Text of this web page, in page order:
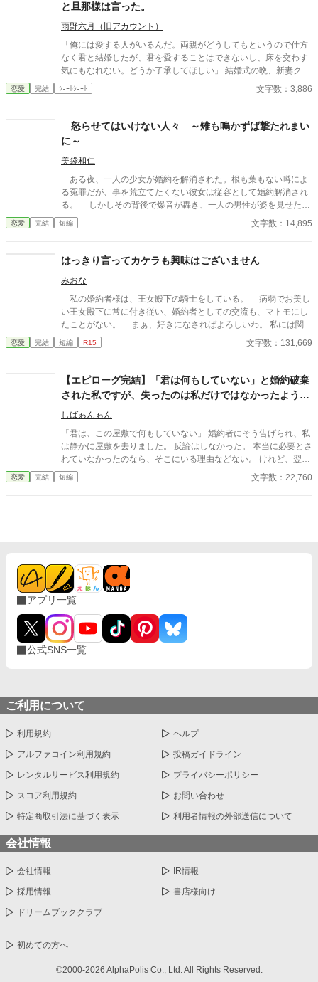
と旦那様は言った。
雨野六月（旧アカウント）
「俺には愛する人がいるんだ。両親がどうしてもというので仕方
なく君と結婚したが、君を愛することはできないし、床を交わす
気にもなれない。どうか了承してほしい」 結婚式の晩、新妻クロ
エが夫ロバートから要求されたのは、お飾りの妻になることだっ
た。 「君さえ黙っていれば、なにもかも丸くおさまる」と諭され
恋愛 完結 ｼｮｰﾄｼｮｰﾄ 文字数：3,886
怒らせてはいけない人々 ～雉も鳴かずば撃たれまい
に～
美袋和仁
ある夜、一人の少女が婚約を解消された。根も葉もない噂によ
る冤罪だが、事を荒立てたくない彼女は従容として婚約解消され
る。 しかしその背後で爆音が轟き、一人の男性が姿を見せた。
彼は少女の父親。 怒らせてはならない人々に繋がる少女の婚約
解消が、思わぬ展開を導きだす。 なんとなくの一気書き。御笑
恋愛 完結 短編 文字数：14,895
はっきり言ってカケラも興味はございません
みおな
私の婚約者様は、王女殿下の騎士をしている。 病弱でお美し
い王女殿下に常に付き従い、婚約者としての交流も、マトモにし
たことがない。 まぁ、好きになさればよろしいわ。 私には関係
ないことですから。
恋愛 完結 短編 R15 文字数：131,669
【エピローグ完結】「君は何もしていない」と婚約破棄
された私ですが、失ったのは私だけではなかったようで
す
しばゎんゎん
「君は、この屋敷で何もしていない」 婚約者にそう告げられ、私
は静かに屋敷を去りました。 反論はしなかった。 本当に必要とさ
れていなかったのなら、そこにいる理由などない。 けれど、翌日
から屋敷は変わり始める。 もちろん、悪い意味で。 執事が辞め、
料理長が辞め、長年付き合いのあった商会は取引を打ち切り、貴
恋愛 完結 短編 文字数：22,760
アプリ一覧
公式SNS一覧
ご利用について
利用規約 ヘルプ
アルファコイン利用規約 投稿ガイドライン
レンタルサービス利用規約 プライバシーポリシー
スコア利用規約 お問い合わせ
特定商取引法に基づく表示 利用者情報の外部送信について
会社情報
会社情報 IR情報
採用情報 書店様向け
ドリームブッククラブ
初めての方へ
©2000-2026 AlphaPolis Co., Ltd. All Rights Reserved.